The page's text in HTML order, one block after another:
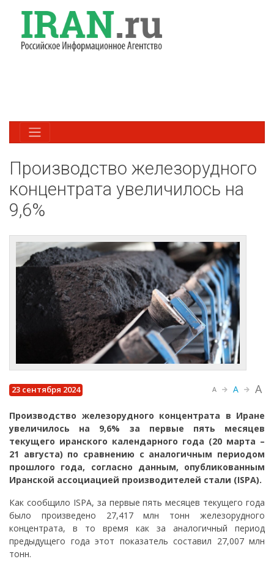
Производство железорудного
концентрата увеличилось на
9,6%
23 сентября 2024 A A A
Производство железорудного концентрата в Иране
увеличилось на 9,6% за первые пять месяцев
текущего иранского календарного года (20 марта –
21 августа) по сравнению с аналогичным периодом
прошлого года, согласно данным, опубликованным
Иранской ассоциацией производителей стали (ISPA).
Как сообщило ISPA, за первые пять месяцев текущего года
было произведено 27,417 млн тонн железорудного
концентрата, в то время как за аналогичный период
предыдущего года этот показатель составил 27,007 млн
тонн.